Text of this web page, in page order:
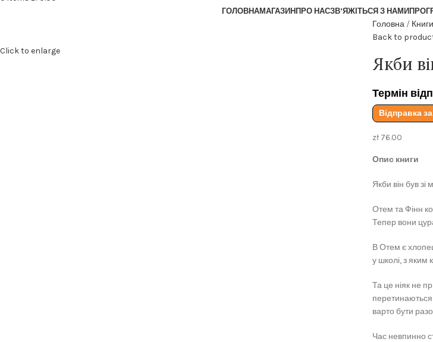
ГОЛОВНАМАГАЗИН ПРО НАСЗВ’ЯЖІТЬСЯ З НАМИ
Click to enlarge
Головна
Back to
Якби
Термін
Відправка
zł76.00
Опис книги
Якби він був
Отем та Фінн
Тепер вони
В Отем є
у школі, з яким
Та це ніяк не
варто бути
Час невпинно